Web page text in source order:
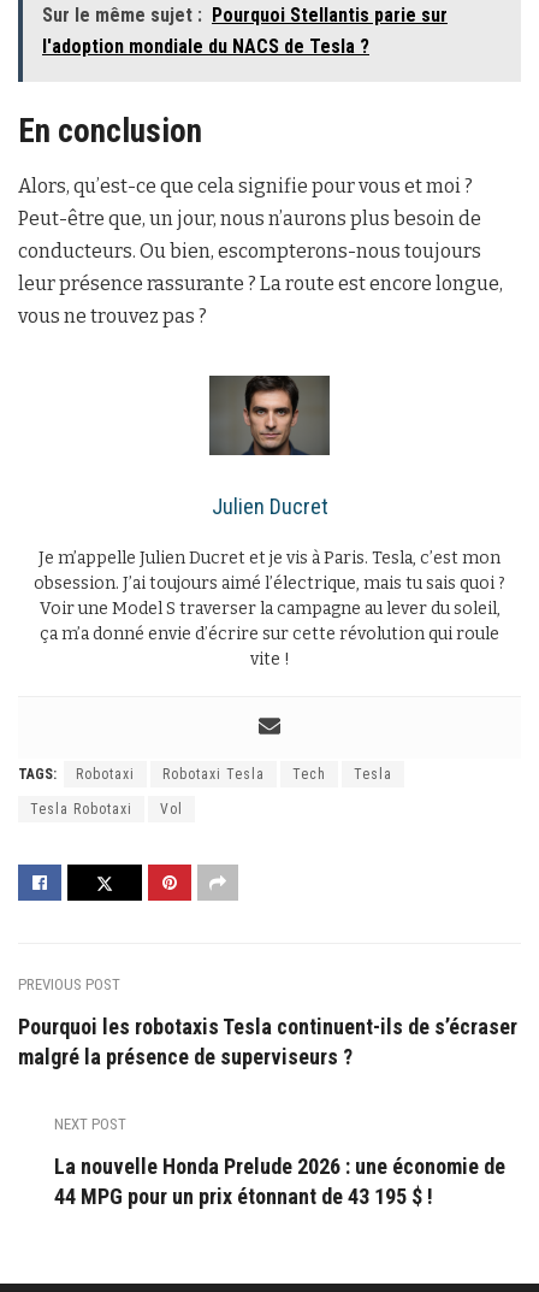
Sur le même sujet : Pourquoi Stellantis parie sur
l'adoption mondiale du NACS de Tesla ?
En conclusion
Alors, qu’est-ce que cela signifie pour vous et moi ?
Peut-être que, un jour, nous n’aurons plus besoin de
conducteurs. Ou bien, escompterons-nous toujours
leur présence rassurante ? La route est encore longue,
vous ne trouvez pas ?
Julien Ducret
Je m’appelle Julien Ducret et je vis à Paris. Tesla, c’est mon
obsession. J’ai toujours aimé l’électrique, mais tu sais quoi ?
Voir une Model S traverser la campagne au lever du soleil,
ça m’a donné envie d’écrire sur cette révolution qui roule
vite !
TAGS: Robotaxi Robotaxi Tesla Tech Tesla
Tesla Robotaxi Vol
PREVIOUS POST
Pourquoi les robotaxis Tesla continuent-ils de s’écraser
malgré la présence de superviseurs ?
NEXT POST
La nouvelle Honda Prelude 2026 : une économie de
44 MPG pour un prix étonnant de 43 195 $ !